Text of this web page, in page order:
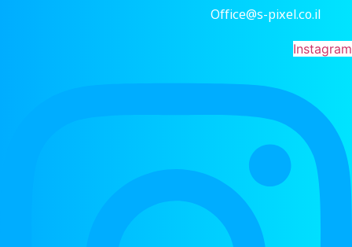
Office@s-pixel.co.il
Instagram